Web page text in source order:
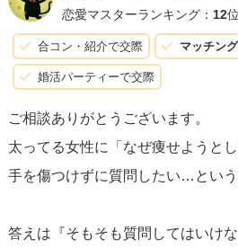
です。さらに、「自分は素敵な人
ことに気をつけようとしている」
とも、相手が心を開くきっかけにな
感情を尊重 する表現を使うことも
し心地良ければ、あなたのライフ
のように考えているか教えてもら
は、相手を評価しているように感
恋愛マスターランキング： 12位
合コン・紹介で交際 マッチン
婚活パーティーで交際
ご相談ありがとうございます。
太ってる女性に「なぜ痩せようと
手を傷つけずに質問したい…という
答えは『そもそも質問してはいけな